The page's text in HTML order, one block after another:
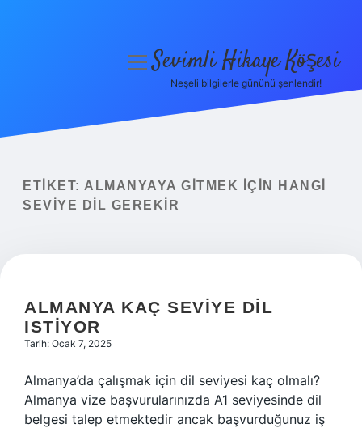
Yasal Uyarı
menüyüSevimli Hikaye Köşesi
Neşeli bilgilerle gününü şenlendir!
ETIKET: ALMANYAYA GITMEK IÇIN HANGI
SEVIYE DIL GEREKIR
ALMANYA KAÇ SEVIYE DIL
ISTIYOR
Tarih: Ocak 7, 2025
Almanya’da çalışmak için dil seviyesi kaç olmalı?
Almanya vize başvurularınızda A1 seviyesinde dil
belgesi talep etmektedir ancak başvurduğunuz iş